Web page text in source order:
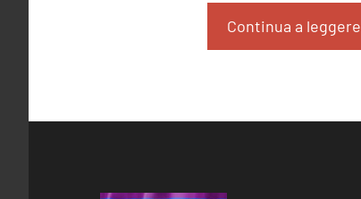
Continua a leggere